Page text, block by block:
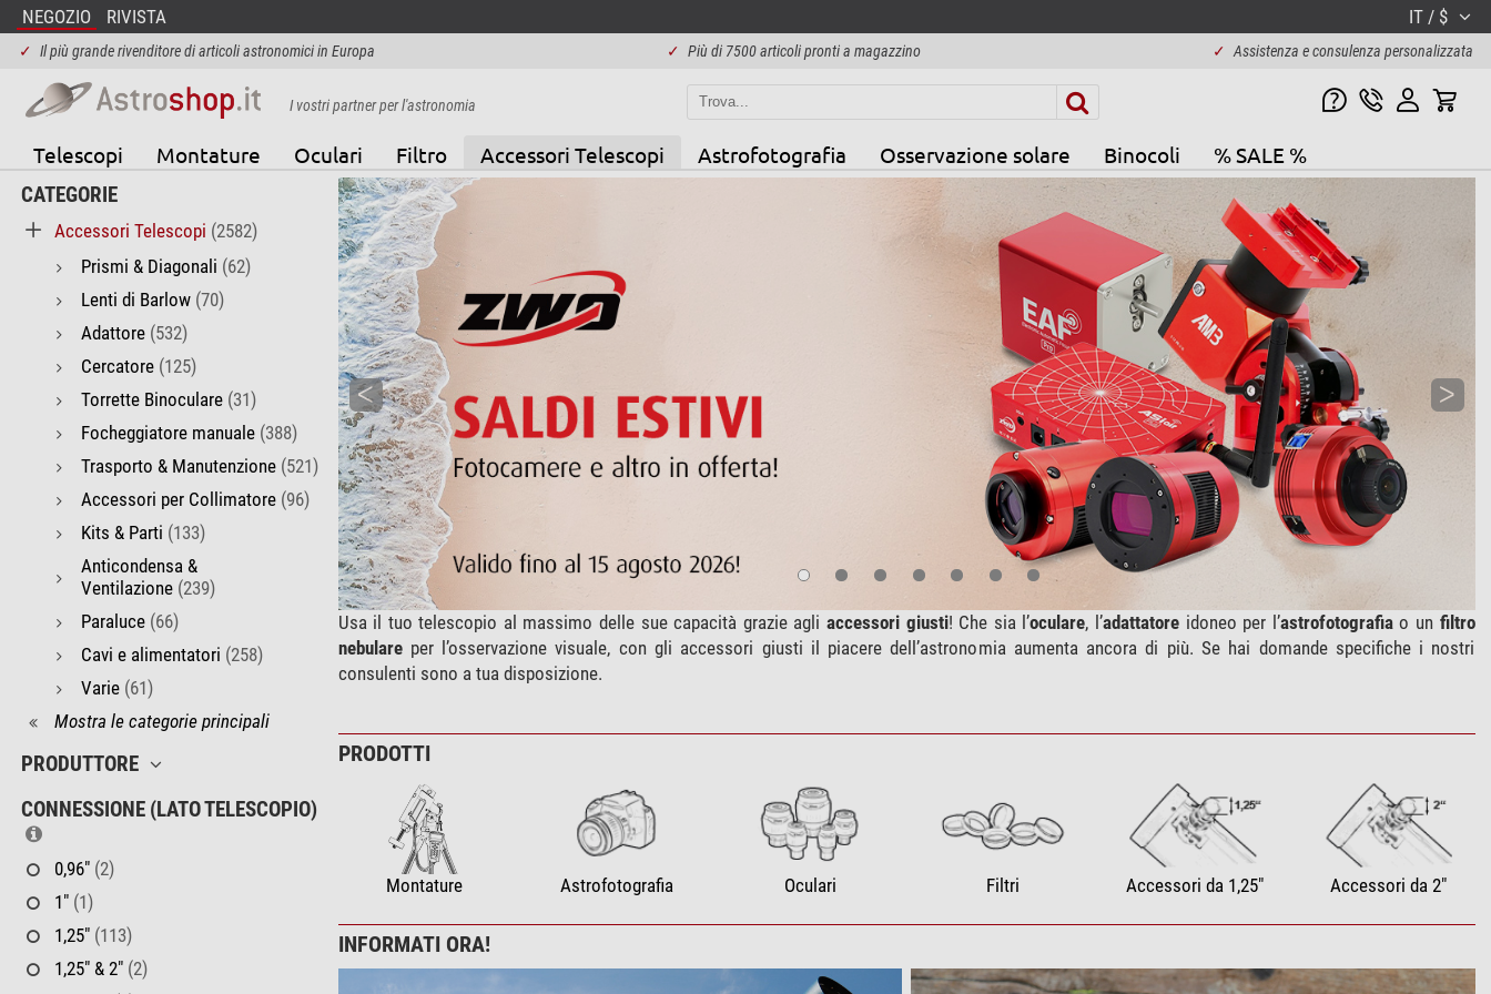
NEGOZIO RIVISTA IT / $
✓ Il più grande rivenditore di articoli astronomici in Europa ✓ Più di 7500 articoli pronti a magazzino ✓ Assistenza e consulenza personalizzata
I vostri partner per l'astronomia
Telescopi Montature Oculari Filtro Accessori Telescopi Astrofotografia Osservazione solare Binocoli % SALE %
CATEGORIE
Accessori Telescopi (2582)
Prismi & Diagonali (62)
Lenti di Barlow (70)
Adattore (532)
Cercatore (125)
Torrette Binoculare (31)
Focheggiatore manuale (388)
Trasporto & Manutenzione (521)
Accessori per Collimatore (96)
Kits & Parti (133)
Anticondensa &
Ventilazione (239)
Paraluce (66)
Cavi e alimentatori (258)
Varie (61)
Mostra le categorie principali
PRODUTTORE
CONNESSIONE (LATO TELESCOPIO)
0,96" (2)
1" (1)
1,25" (113)
1,25" & 2" (2)
Usa il tuo telescopio al massimo delle sue capacità grazie agli accessori giusti! Che sia l’oculare, l’adattatoreidoneo per l’astrofotografiao un filtro
nebulareper l’osservazione visuale, con gli accessori giusti il piacere dell’astronomia aumenta ancora di più. Se hai domande specifiche i nostri
consulenti sono a tua disposizione.
PRODOTTI
Montature Astrofotografia Oculari Filtri Accessori da 1,25" Accessori da 2"
INFORMATI ORA!